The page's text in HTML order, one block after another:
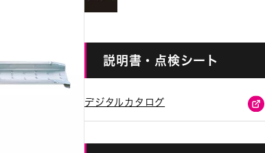
説明書・点検シート
デジタルカタログ